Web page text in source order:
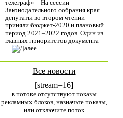
телеграф» – На сессии
Законодательного собрания края
депутаты во втором чтении
приняли бюджет-2020 и плановый
период 2021–2022 годов. Один из
главных приоритетов документа –
…
Все новости
[stream=16]
в потоке отсутствуют показы
рекламных блоков, назначьте показы,
или отключите поток